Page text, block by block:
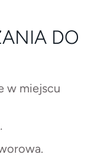
DO
w miejscu